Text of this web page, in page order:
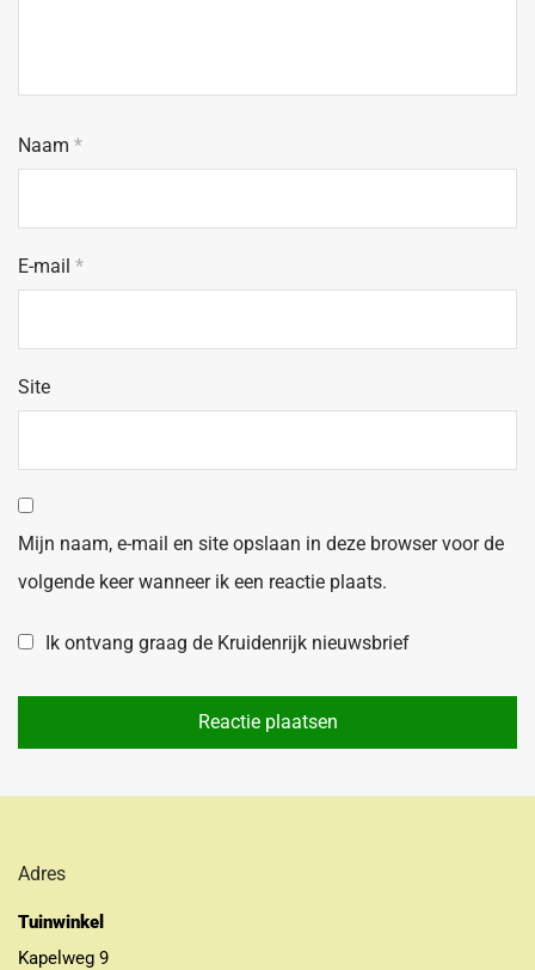
Naam *
E-mail *
Site
Mijn naam, e-mail en site opslaan in deze browser voor de
volgende keer wanneer ik een reactie plaats.
Ik ontvang graag de Kruidenrijk nieuwsbrief
Adres
Tuinwinkel
Kapelweg 9